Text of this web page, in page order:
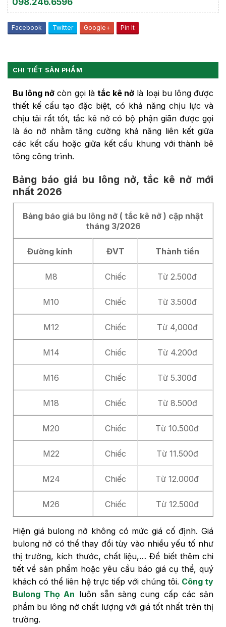
098.246.6596
Facebook Twitter Google+ Pin It
CHI TIẾT SẢN PHẨM
Bu lông nở còn gọi là tắc kê nở là loại bu lông được
thiết kế cấu tạo đặc biệt, có khả năng chịu lực và
chịu tải rất tốt, tắc kê nở có bộ phận giãn được gọi
là áo nở nhằm tăng cường khả năng liên kết giữa
các kết cấu hoặc giữa kết cấu khung với thành bê
tông công trình.
Bảng báo giá bu lông nở, tắc kê nở mới
nhất 2026
Bảng báo giá bu lông nở ( tắc kê nở ) cập nhật
tháng 3/2026
Đường kính ĐVT Thành tiền
M8 Chiếc Từ 2.500đ
M10 Chiếc Từ 3.500đ
M12 Chiếc Từ 4,000đ
M14 Chiếc Từ 4.200đ
M16 Chiếc Từ 5.300đ
M18 Chiếc Từ 8.500đ
M20 Chiếc Từ 10.500đ
M22 Chiếc Từ 11.500đ
M24 Chiếc Từ 12.000đ
M26 Chiếc Từ 12.500đ
Hiện giá bulong nở không có mức giá cố định. Giá
bulong nở có thể thay đổi tùy vào nhiều yếu tố như
thị trường, kích thước, chất liệu,… Để biết thêm chi
tiết về sản phẩm hoặc yêu cầu báo giá cụ thể, quý
khách có thể liên hệ trực tiếp với chúng tôi. Công ty
Bulong Thọ An luôn sẵn sàng cung cấp các sản
phẩm bu lông nở chất lượng với giá tốt nhất trên thị
trường.